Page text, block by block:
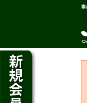
車